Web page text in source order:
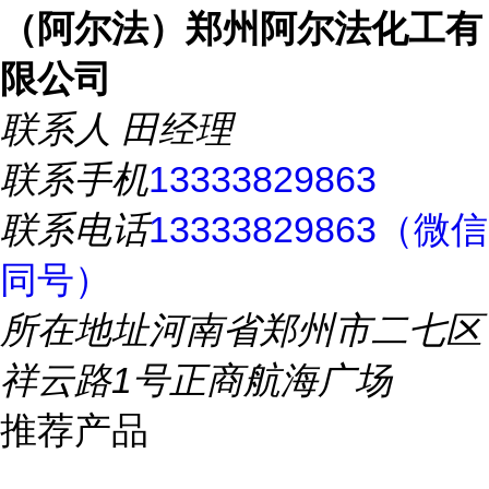
（阿尔法）郑州阿尔法化工有
限公司
联系人 田经理
联系手机13333829863
联系电话13333829863（微信
同号）
所在地址河南省郑州市二七区
祥云路1号正商航海广场
推荐产品